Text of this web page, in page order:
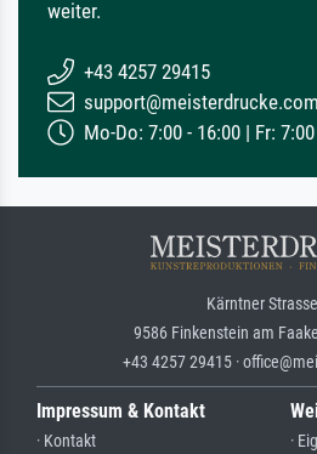
weiter.
+43 4257 29415
support@meisterdrucke.com
Mo-Do: 7:00 - 16:00 | Fr:
Kärntner
9586 Finkenstein am
+43 4257 29415 ·
Impressum & Kontakt
· Kontakt
·